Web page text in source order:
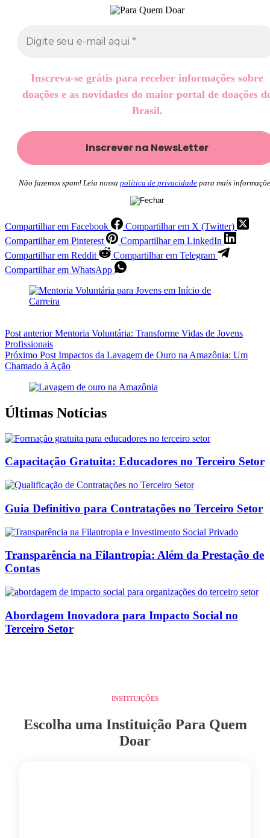
Inscreva-se grátis para receber informações sobre
doações e as novidades do maior portal de doações
Brasil.
Não fazemos spam! Leia nossa política de privacidade para mais
Compartilhar em Facebook
Compartilhar em X (Twitter)
Compartilhar em Pinterest
Compartilhar em LinkedIn
Compartilhar em Reddit
Compartilhar em Telegram
Compartilhar em WhatsApp
Post anteriorMentoria Voluntária: Transforme Vidas de Jovens
Profissionais
Próximo Post Impactos da Lavagem de Ouro na Amazônia: Um
Chamado à Ação
Últimas Notícias
Capacitação Gratuita: Educadores no Terceiro Setor
Guia Definitivo para Contratações no Terceiro Setor
Transparência na Filantropia: Além da Prestação de
Contas
Abordagem Inovadora para Impacto Social no
Terceiro Setor
INSTITUIÇÕES
Escolha uma Instituição Para Quem
Doar